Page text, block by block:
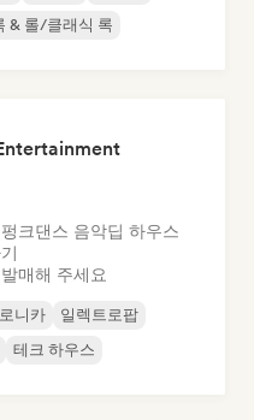
& 롤/클래식 록
크댄스 음악딥 하우스
매해 주세요
니카
일렉트로팝
테크 하우스